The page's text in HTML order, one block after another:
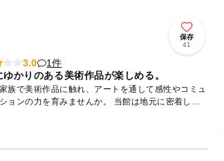
保存
41
3.0
1件
ゆかりのある美術作品が楽しめる。
族で美術作品に触れ、アートを通して感性やコミュ
ョンの力を育みませんか。 当館は地元に密着した